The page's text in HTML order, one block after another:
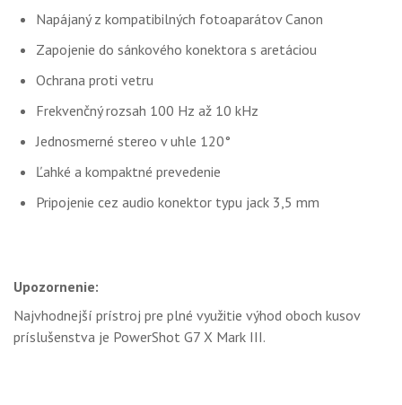
Napájaný z kompatibilných fotoaparátov Canon
Zapojenie do sánkového konektora s aretáciou
Ochrana proti vetru
Frekvenčný rozsah 100 Hz až 10 kHz
Jednosmerné stereo v uhle 120°
Ľahké a kompaktné prevedenie
Pripojenie cez audio konektor typu jack 3,5 mm
Upozornenie:
Najvhodnejší prístroj pre plné využitie výhod oboch kusov
príslušenstva je PowerShot G7 X Mark III.